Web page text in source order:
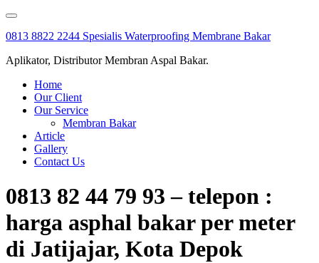
Skip
content
0813 8822 2244 Spesialis Waterproofing Membrane Bakar
Aplikator, Distributor Membran Aspal Bakar.
Home
Our Client
Our Service
Membran Bakar
Article
Gallery
Contact Us
0813 82 44 79 93 – telepon :
harga asphal bakar per meter
di Jatijajar, Kota Depok